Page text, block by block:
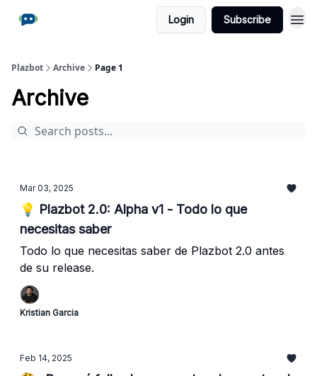
Login Subscribe
Plazbot Archive Page 1
Archive
Mar 03, 2025
💡 Plazbot 2.0: Alpha v1 - Todo lo que
necesitas saber
Todo lo que necesitas saber de Plazbot 2.0 antes
de su release.
Kristian Garcia
Feb 14, 2025